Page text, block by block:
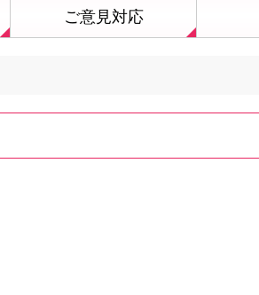
ご意見対応